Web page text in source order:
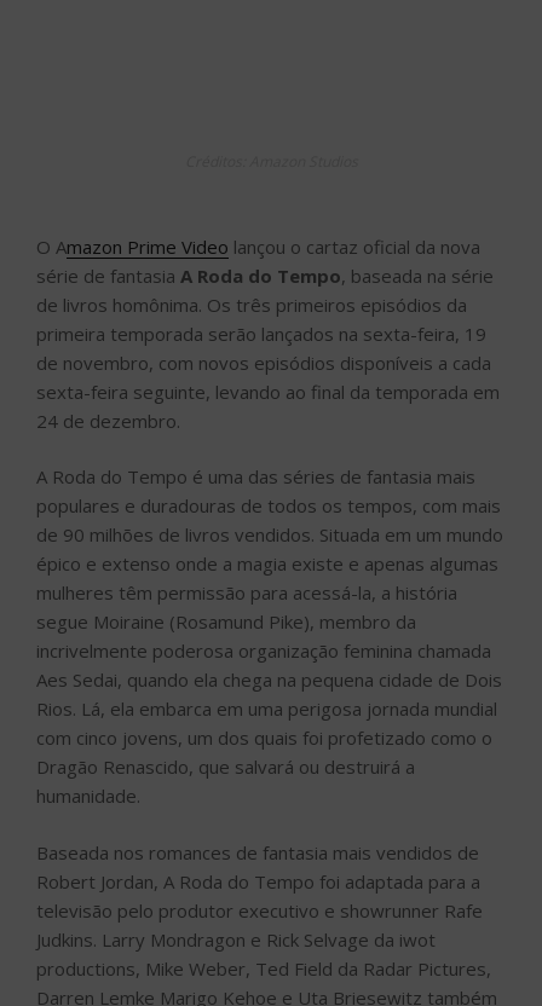
O Amazon Prime Video lançou o cartaz oficial da nova
série de fantasia A Roda do Tempo, baseada na série
de livros homônima. Os três primeiros episódios da
primeira temporada serão lançados na sexta-feira, 19
de novembro, com novos episódios disponíveis a cada
sexta-feira seguinte, levando ao final da temporada em
24 de dezembro.
A Roda do Tempo é uma das séries de fantasia mais
populares e duradouras de todos os tempos, com mais
de 90 milhões de livros vendidos. Situada em um mundo
épico e extenso onde a magia existe e apenas algumas
mulheres têm permissão para acessá-la, a história
segue Moiraine (Rosamund Pike), membro da
incrivelmente poderosa organização feminina chamada
Aes Sedai, quando ela chega na pequena cidade de Dois
Rios. Lá, ela embarca em uma perigosa jornada mundial
com cinco jovens, um dos quais foi profetizado como o
Dragão Renascido, que salvará ou destruirá a
humanidade.
Baseada nos romances de fantasia mais vendidos de
Robert Jordan, A Roda do Tempo foi adaptada para a
televisão pelo produtor executivo e showrunner Rafe
Judkins. Larry Mondragon e Rick Selvage da iwot
productions, Mike Weber, Ted Field da Radar Pictures,
Darren Lemke Marigo Kehoe e Uta Briesewitz também